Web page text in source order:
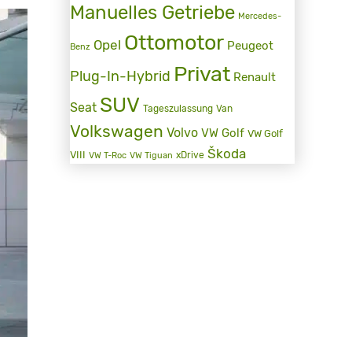
Manuelles Getriebe Mercedes-
Benz Opel Ottomotor Peugeot
Plug-In-Hybrid Privat Renault
Seat SUV Tageszulassung Van
Volkswagen Volvo VW Golf VW Golf
VIII VW T-Roc VW Tiguan xDrive Škoda